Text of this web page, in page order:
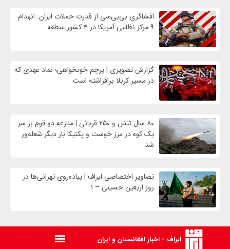
افشاگری بی‌بی‌سی از قدرت حملات ایران: انهدام
۹ مرکز نظامی آمریکا در ۴ کشور منطقه
گزارش تصویری | پرچم خونخواهی؛ نماد عهدی که
در مسیر کربلا برافراشته است
۸۰ سال تنش و ۲۵۰ قربانی | منازعه دو قوم بر سر
یک کوه در مرز خوست و پکتیکا بار دیگر شعله‌ور
شد
تصاویر اختصاصی ایراف | پیاده‌روی تهرانی‌ها در
روز اربعین حسینی – ۱
ایراف - اخبار افغانستان و ایران